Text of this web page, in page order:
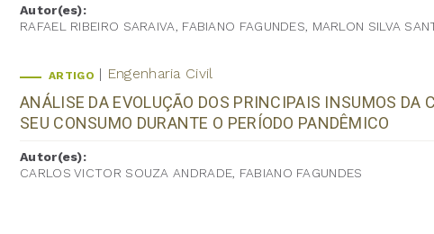
Autor(es):
RAFAEL RIBEIRO SARAIVA, FABIANO FAGUNDES, MARLON SILVA
ARTIGO Engenharia Civil
ANÁLISE DA EVOLUÇÃO DOS PRINCIPAIS INSUMOS DA
SEU CONSUMO DURANTE O PERÍODO PANDÊMICO
Autor(es):
CARLOS VICTOR SOUZA ANDRADE, FABIANO FAGUNDES